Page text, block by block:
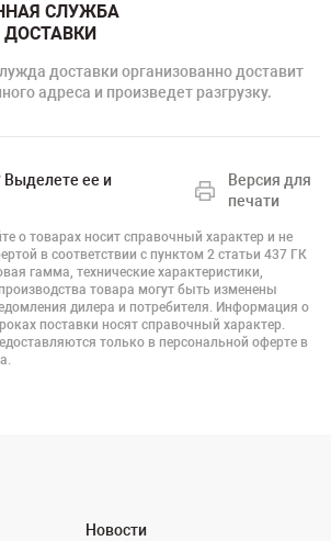
СЛУЖБА
доставки организованно доставит
адреса и произведет разгрузку.
Выделете ее и
Версия для
печати
о товарах носит справочный характер и не
в соответствии с пунктом 2 статьи 437 ГК
гамма, технические характеристики,
товара могут быть изменены
дилера и потребителя. Информация о
поставки носят справочный характер.
только в персональной оферте в
Новости